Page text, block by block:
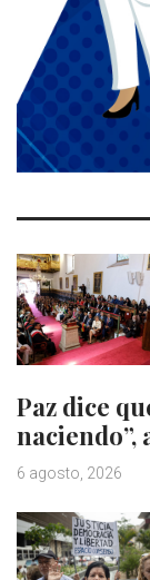
Paz dice
naciendo”,
6 agosto, 2026